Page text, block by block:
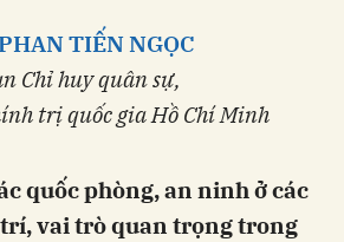
TIẾN NGỌC
Chỉ huy quân sự,
trị quốc gia Hồ Chí Minh
quốc phòng, an ninh ở các
vai trò quan trọng trong